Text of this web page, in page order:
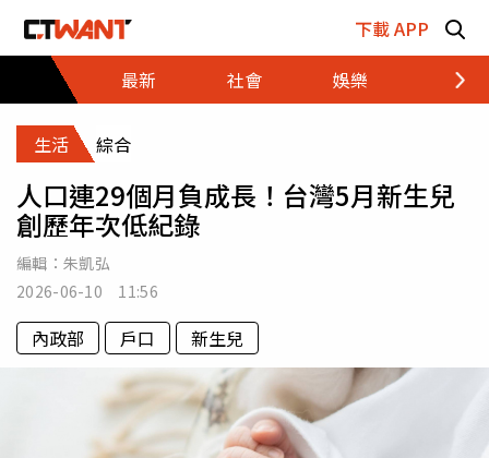
下載 APP
最新
社會 娛樂 財經
生活 綜合
人口連29個月負成長！台灣5月新生兒
創歷年次低紀錄
編輯： 朱凱弘
2026-06-10 11:56
內政部 戶口 新生兒